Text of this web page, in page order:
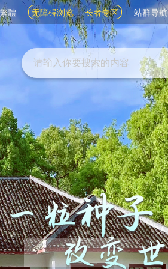
繁體 无障碍浏览 长者专区 站群导航